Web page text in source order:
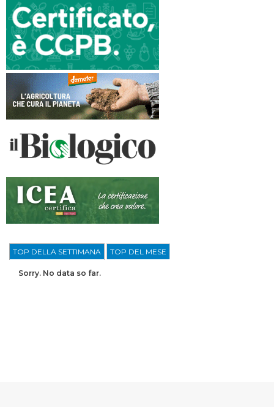
TOP DELLA SETTIMANA TOP DEL MESE
Sorry. No data so far.